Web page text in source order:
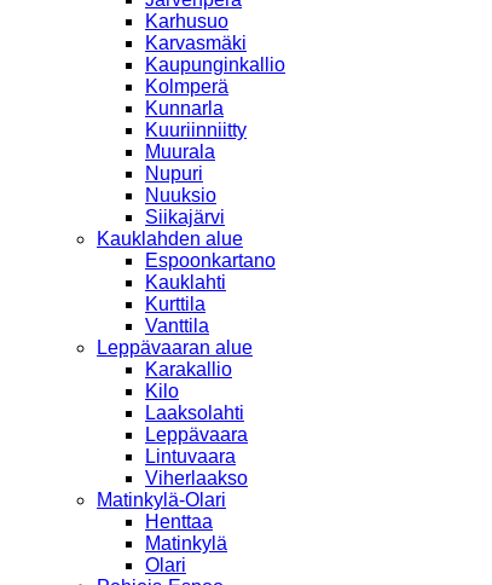
Karhusuo
Karvasmäki
Kaupunginkallio
Kolmperä
Kunnarla
Kuuriinniitty
Muurala
Nupuri
Nuuksio
Siikajärvi
Kauklahden alue
Espoonkartano
Kauklahti
Kurttila
Vanttila
Leppävaaran alue
Karakallio
Kilo
Laaksolahti
Leppävaara
Lintuvaara
Viherlaakso
Matinkylä-Olari
Henttaa
Matinkylä
Olari